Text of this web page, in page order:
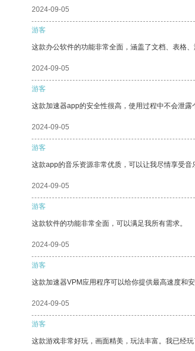
2024-09-05
游客
这款办公软件的功能非常全面，涵盖了文档、表格
2024-09-05
游客
这款加速器app的安全性很高，使用过程中不会泄
2024-09-05
游客
这款app的音乐资源非常优质，可以让我尽情享受音
2024-09-05
游客
这款软件的功能非常全面，可以满足我所有需求。
2024-09-05
游客
这款加速器VPM应用程序可以给你提供最高速度和
2024-09-05
游客
这款游戏非常好玩，画面精美，玩法丰富。我已经玩